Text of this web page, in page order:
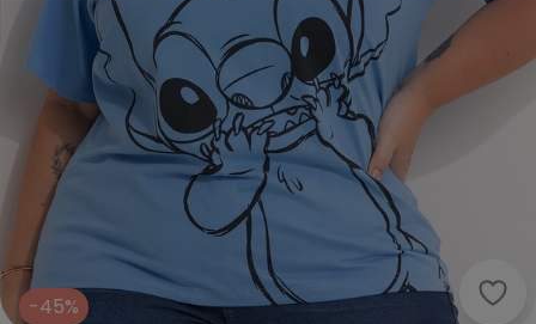
-45%